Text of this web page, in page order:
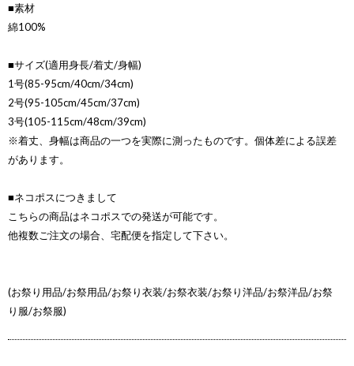
■素材
綿100%
■サイズ(適用身長/着丈/身幅)
1号(85-95cm/40cm/34cm)
2号(95-105cm/45cm/37cm)
3号(105-115cm/48cm/39cm)
※着丈、身幅は商品の一つを実際に測ったものです。個体差による誤差
があります。
■ネコポスにつきまして
こちらの商品はネコポスでの発送が可能です。
他複数ご注文の場合、宅配便を指定して下さい。
(お祭り用品/お祭用品/お祭り衣装/お祭衣装/お祭り洋品/お祭洋品/お祭
り服/お祭服)